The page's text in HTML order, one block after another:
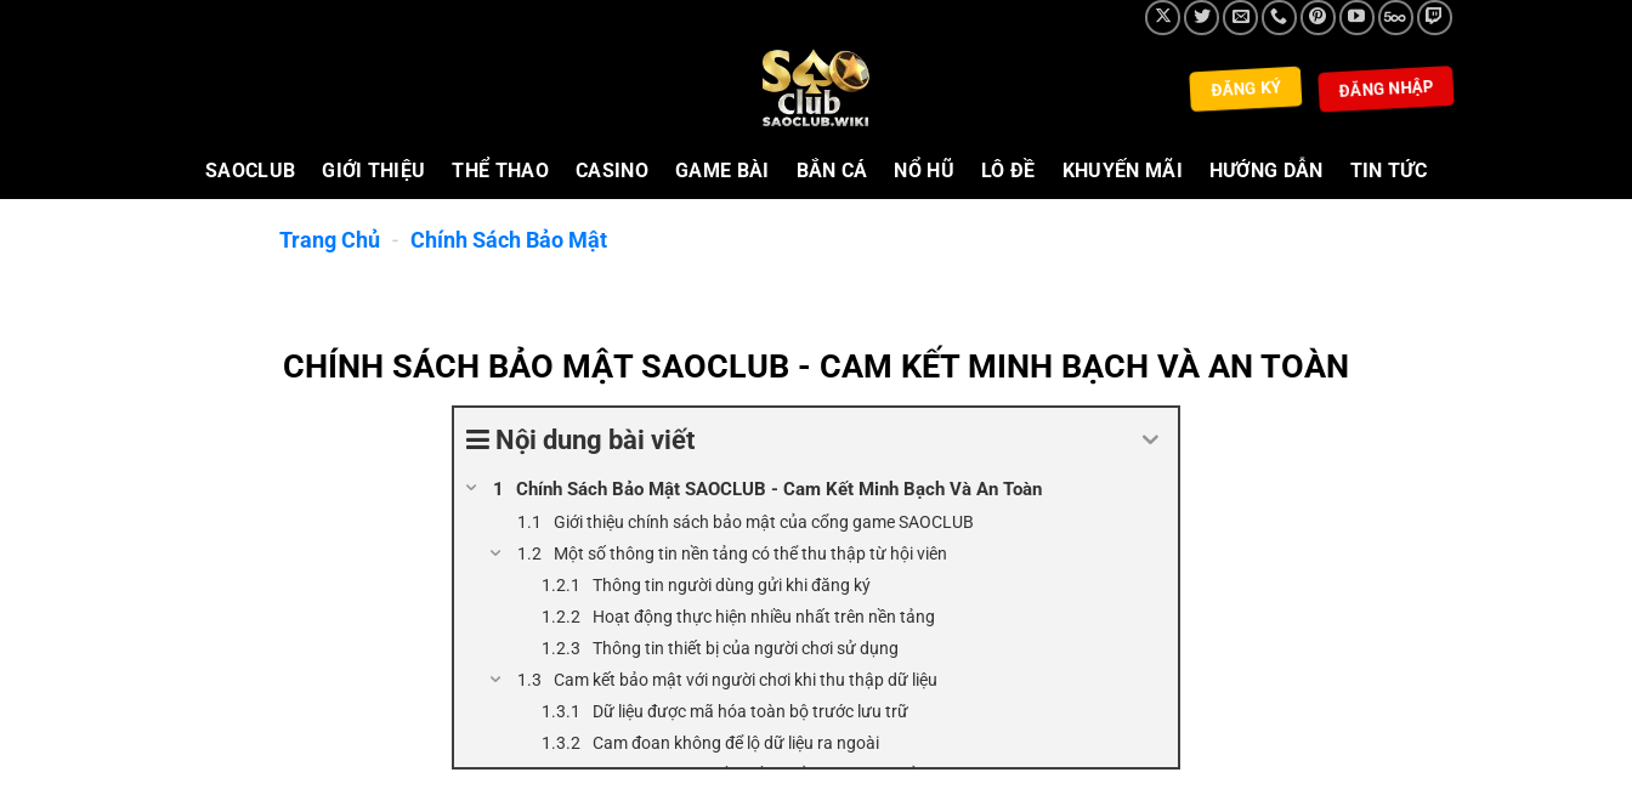
ĐĂNG KÝ ĐĂNG NHẬP
SAOCLUB GIỚI THIỆU THỂ THAO CASINO GAME BÀI BẮN CÁ NỔ HŨ LÔ ĐỀ KHUYẾN MÃI HƯỚNG DẪN TIN TỨC
Trang Chủ - Chính Sách Bảo Mật
CHÍNH SÁCH BẢO MẬT SAOCLUB - CAM KẾT MINH BẠCH VÀ AN TOÀN
Nội dung bài viết
Chính Sách Bảo Mật SAOCLUB - Cam Kết Minh Bạch Và An Toàn
Giới thiệu chính sách bảo mật của cổng game SAOCLUB
Một số thông tin nền tảng có thể thu thập từ hội viên
Thông tin người dùng gửi khi đăng ký
Hoạt động thực hiện nhiều nhất trên nền tảng
Thông tin thiết bị của người chơi sử dụng
Cam kết bảo mật với người chơi khi thu thập dữ liệu
Dữ liệu được mã hóa toàn bộ trước lưu trữ
Cam đoan không để lộ dữ liệu ra ngoài
Hội viên được quyền điều chỉnh thông tin của mình